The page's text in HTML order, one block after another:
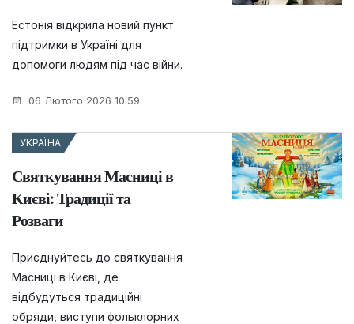
Естонія відкрила новий пункт
підтримки в Україні для
допомоги людям під час війни.
06 Лютого 2026 10:59
УКРАЇНА
Святкування Масниці в
Києві: Традиції та
Розваги
Приєднуйтесь до святкування
Масниці в Києві, де
відбудуться традиційні
обряди, виступи фольклорних